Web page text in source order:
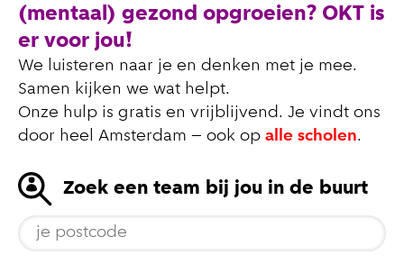
(mentaal) gezond opgroeien? OKT is
er voor jou!
We luisteren naar je en denken met je mee.
Samen kijken we wat helpt.
Onze hulp is gratis en vrijblijvend. Je vindt ons
door heel Amsterdam – ook op alle scholen.
Zoek een team bij jou in de buurt